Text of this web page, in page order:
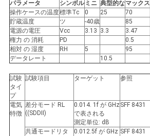
さ
い
地
図
パラメータ シンボル ミニ 典型的なマックス
操作ケースの温度標準Tc 0 25 70
貯蔵温度
ツ -40歳 85
電源の電圧
Vcc 3.13 3.3 3.47
権力 の 消耗
PD 0.5
相対 の 湿度
RH 5 95
データレート
10.5
試験
タイ
プ
試験項目 ターゲット 参照
電気
特徴
差分モード RL
((SDDII)
0.01 4. 1 f が GHz
で表される
測定単位: dB
SFF 8431
共通モードリタ
0.01 2.5f が GHz SFF 8431